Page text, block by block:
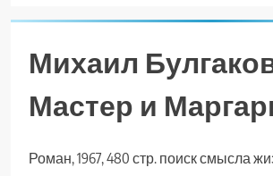
Михаил
Мастер и
Роман, 1967, 480 стр. поиск смысла